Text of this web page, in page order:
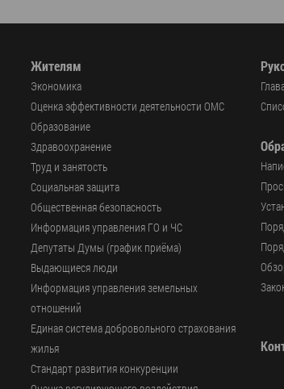
Жителям
Экономика
Оценка эффективности деятельности ОМС
Образование
Здравоохранение
Труд и занятость
Социальная защита
Общественная безопасность
Информация управления ГО и ЧС
Депутаты Думы (график приёма)
Выдающиеся люди
Информация управления земельных
отношений
Единая система добровольного страхования
жилья
Стандарт развития конкуренции